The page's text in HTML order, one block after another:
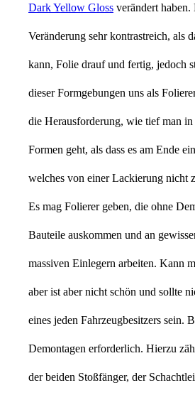
Dark Yellow Gloss verändert
Veränderung sehr kontrastreich, als
kann, Folie drauf und fertig, jedoch
dieser Formgebungen uns als
die Herausforderung, wie tief man
Formen geht, als dass es am Ende
welches von einer Lackierung nicht
Es mag Folierer geben, die ohne
Bauteile auskommen und an
massiven Einlegern arbeiten. Kann
aber ist aber nicht schön und sollte
eines jeden Fahrzeugbesitzers sein.
Demontagen erforderlich. Hierzu
der beiden Stoßfänger, der